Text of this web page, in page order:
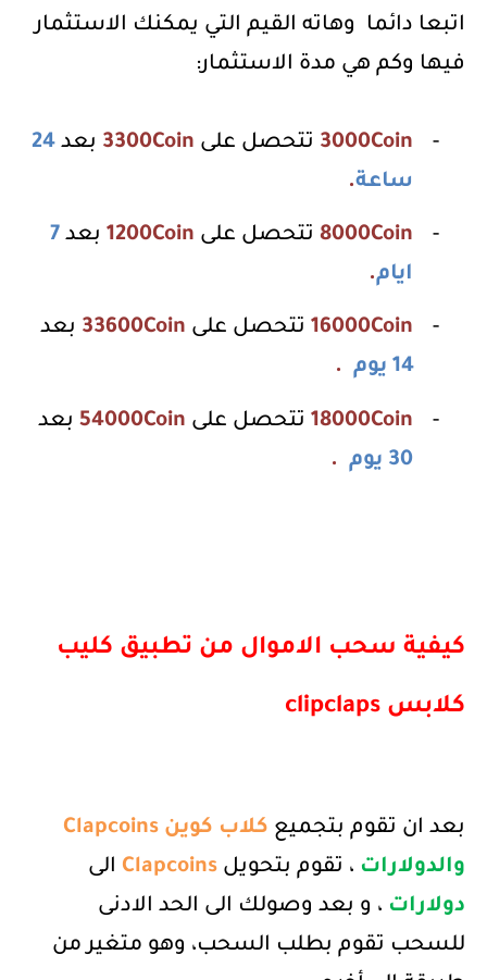
اتبعا دائما
وهاته القيم التي يمكنك الاستثمار
فيها وكم هي مدة الاستثمار:
-
3000Coin تتحصل على 3300Coin بعد 24
ساعة.
-
8000Coin تتحصل على 1200Coin بعد 7
ايام.
-
16000Coin تتحصل على 33600Coin بعد
14 يوم
.
-
18000Coin تتحصل على 54000Coin بعد
30 يوم
.
كيفية سحب الاموال من تطبيق كليب
كلابس clipclaps
بعد ان تقوم بتجميع كلاب كوين Clapcoins
والدولارات ، تقوم بتحويل Clapcoins الى
دولارات ، و بعد وصولك الى الحد الادنى
للسحب تقوم بطلب السحب، وهو متغير من